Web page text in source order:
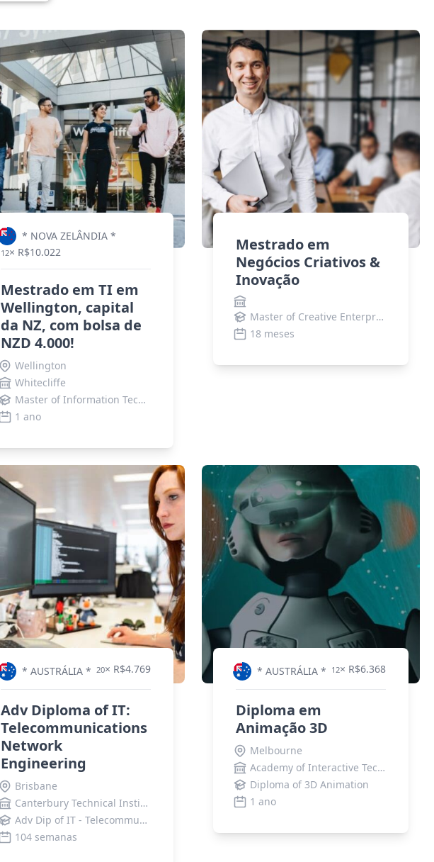
* NOVA ZELÂNDIA *
12× R$10.022
Mestrado em TI em
Wellington, capital
da NZ, com bolsa de
NZD 4.000!
Wellington
Whitecliffe
Master of Information Technology
1 ano
Mestrado em
Negócios Criativos &
Inovação
Master of Creative Enterprise and Innovation
18 meses
* AUSTRÁLIA * 20× R$4.769
Adv Diploma of IT:
Telecommunications
Network
Engineering
Brisbane
Canterbury Technical Institute - CTI
Adv Dip of IT - Telecommunications Network Engineering
104 semanas
* AUSTRÁLIA * 12× R$6.368
Diploma em
Animação 3D
Melbourne
Academy of Interactive Technology (AIT)
Diploma of 3D Animation
1 ano